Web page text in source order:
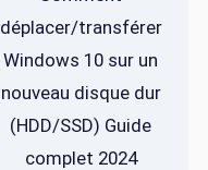
déplacer/transférer
Windows 10 sur un
nouveau disque dur
(HDD/SSD) Guide
complet 2024